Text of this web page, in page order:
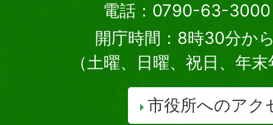
電話：0790-63-3000
開庁時間：8時30分か
（土曜、日曜、祝日、年
市役所へのアク